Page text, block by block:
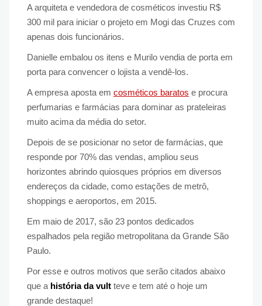
A arquiteta e vendedora de cosméticos investiu R$
300 mil para iniciar o projeto em Mogi das Cruzes com
apenas dois funcionários.
Danielle embalou os itens e Murilo vendia de porta em
porta para convencer o lojista a vendê-los.
A empresa aposta em cosméticos baratos e procura
perfumarias e farmácias para dominar as prateleiras
muito acima da média do setor.
Depois de se posicionar no setor de farmácias, que
responde por 70% das vendas, ampliou seus
horizontes abrindo quiosques próprios em diversos
endereços da cidade, como estações de metrô,
shoppings e aeroportos, em 2015.
Em maio de 2017, são 23 pontos dedicados
espalhados pela região metropolitana da Grande São
Paulo.
Por esse e outros motivos que serão citados abaixo
que a história da vult teve e tem até o hoje um
grande destaque!